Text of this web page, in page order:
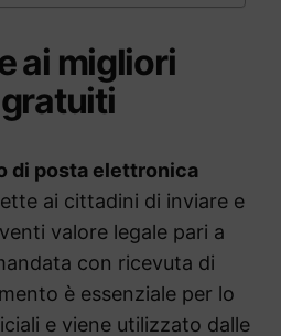
ai migliori
di posta elettronica
ai cittadini di inviare e
valore legale pari a
con ricevuta di
è essenziale per lo
e viene utilizzato dalle